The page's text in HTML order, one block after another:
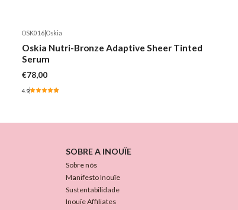
OSK016 |Oskia
Oskia Nutri-Bronze Adaptive Sheer Tinted
Serum
€78,00
4.9
SOBRE A INOUÏE
Sobre nós
Manifesto Inouïe
Sustentabilidade
Inouïe Affiliates